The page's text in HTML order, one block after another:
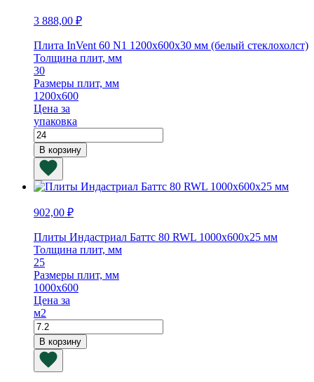
3 888,00 ₽
Плита InVent 60 N1 1200х600х30 мм (белый стеклохолст)
Толщина плит, мм
30
Размеры плит, мм
1200х600
Цена за
упаковка
Количество
товара
Плита
InVent
60
1200х600х30
мм
(белый
стеклохолст)
В корзину
902,00 ₽
Плиты Индастриал Баттс 80 RWL 1000х600х25 мм
Толщина плит, мм
25
Размеры плит, мм
1000х600
Цена за
м2
Количество
товара
Плиты
Индастриал
Баттс
В корзину